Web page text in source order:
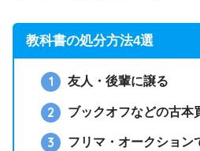
教科書の処分方法4選
友人・後輩に譲る
ブックオフなどの古本
フリマ・オークション